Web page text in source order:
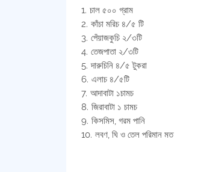
চাল ৫০০ গ্রাম
কাঁচা মরিচ ৪/৫ টি
পেঁয়াজকুচি ২/৩টি
তেজপাতা ২/৩টি
দারুচিনি ৪/৫ টুকরা
এলাচ ৪/৫টি
আদাবাটা ১চামচ
জিরাবাটা ১ চামচ
কিসমিস, গরম পানি
লবণ, ঘি ও তেল পরিমান মত